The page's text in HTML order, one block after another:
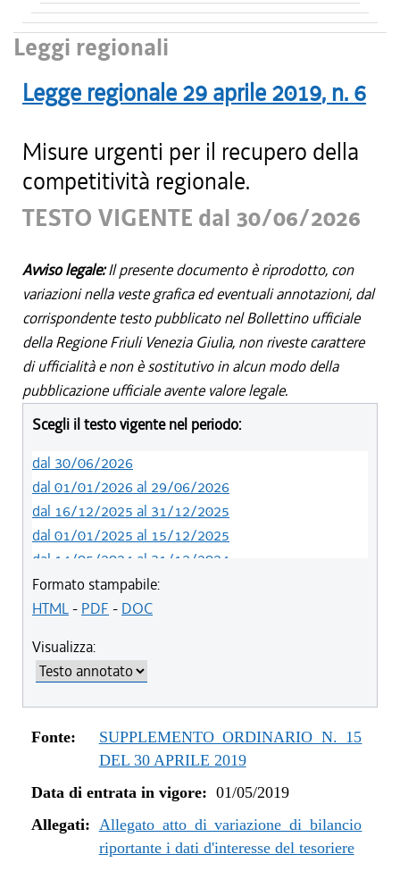
Leggi regionali
Legge regionale 29 aprile 2019, n. 6
Misure urgenti per il recupero della
competitività regionale.
TESTO VIGENTE dal 30/06/2026
Avviso legale:Il presente documento è riprodotto, con
variazioni nella veste grafica ed eventuali annotazioni, dal
corrispondente testo pubblicato nel Bollettino ufficiale
della Regione Friuli Venezia Giulia, non riveste carattere
di ufficialità e non è sostitutivo in alcun modo della
pubblicazione ufficiale avente valore legale.
Scegli il testo vigente nel periodo:
dal 30/06/2026
dal 01/01/2026 al 29/06/2026
dal 16/12/2025 al 31/12/2025
dal 01/01/2025 al 15/12/2025
dal 14/05/2024 al 31/12/2024
dal 12/08/2023 al 13/05/2024
dal 05/08/2022 al 11/08/2023
dal 12/08/2021 al 05/11/2021
dal 26/02/2021 al 11/08/2021
dal 02/07/2020 al 25/02/2021
dal 01/01/2020 al 01/07/2020
dal 07/11/2019 al 31/12/2019
dal 01/05/2019 al 10/07/2019
Formato stampabile:
HTML- PDF - DOC
Visualizza:
Fonte:
SUPPLEMENTO ORDINARIO N. 15
DEL 30 APRILE 2019
Data di entrata in vigore: 01/05/2019
Allegati: Allegato atto di variazione di bilancio
riportante i dati d'interesse del tesoriere